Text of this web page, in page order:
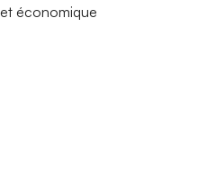
économique